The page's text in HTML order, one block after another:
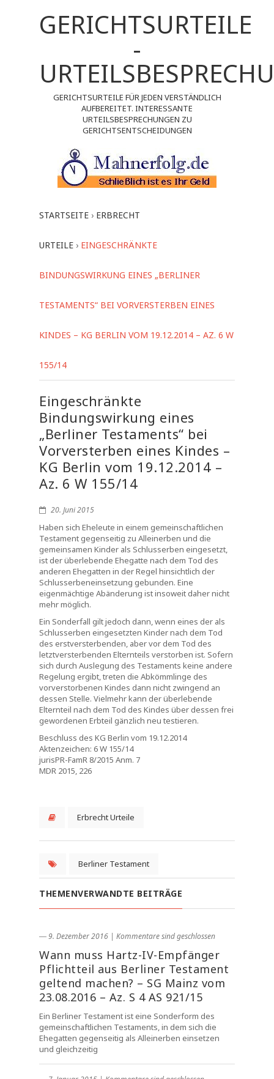
GERICHTSURTEILE
-
GERICHTSURTEILE FÜR JEDEN VERSTÄNDLICH
AUFBEREITET. INTERESSANTE
URTEILSBESPRECHUNGEN ZU
GERICHTSENTSCHEIDUNGEN
STARTSEITE › ERBRECHT
URTEILE › EINGESCHRÄNKTE
BINDUNGSWIRKUNG EINES „BERLINER
TESTAMENTS“ BEI VORVERSTERBEN EINES
KINDES – KG BERLIN VOM 19.12.2014 – AZ. 6 W
155/14
Eingeschränkte
Bindungswirkung eines
„Berliner Testaments“ bei
Vorversterben eines Kindes –
KG Berlin vom 19.12.2014 –
Az. 6 W 155/14
20. Juni 2015
Haben sich Eheleute in einem gemeinschaftlichen
Testament gegenseitig zu Alleinerben und die
gemeinsamen Kinder als Schlusserben eingesetzt,
ist der überlebende Ehegatte nach dem Tod des
anderen Ehegatten in der Regel hinsichtlich der
Schlusserbeneinsetzung gebunden. Eine
eigenmächtige Abänderung ist insoweit daher nicht
mehr möglich.
Ein Sonderfall gilt jedoch dann, wenn eines der als
Schlusserben eingesetzten Kinder nach dem Tod
des erstversterbenden, aber vor dem Tod des
letztversterbenden Elternteils verstorben ist. Sofern
sich durch Auslegung des Testaments keine andere
Regelung ergibt, treten die Abkömmlinge des
vorverstorbenen Kindes dann nicht zwingend an
dessen Stelle. Vielmehr kann der überlebende
Elternteil nach dem Tod des Kindes über dessen frei
gewordenen Erbteil gänzlich neu testieren.
Beschluss des KG Berlin vom 19.12.2014
Aktenzeichen: 6 W 155/14
jurisPR-FamR 8/2015 Anm. 7
MDR 2015, 226
Erbrecht Urteile
Berliner Testament
THEMENVERWANDTE BEITRÄGE
― 9. Dezember 2016 | Kommentare sind geschlossen
Wann muss Hartz-IV-Empfänger
Pflichtteil aus Berliner Testament
geltend machen? – SG Mainz vom
23.08.2016 – Az. S 4 AS 921/15
Ein Berliner Testament ist eine Sonderform des
gemeinschaftlichen Testaments, in dem sich die
Ehegatten gegenseitig als Alleinerben einsetzen
und gleichzeitig